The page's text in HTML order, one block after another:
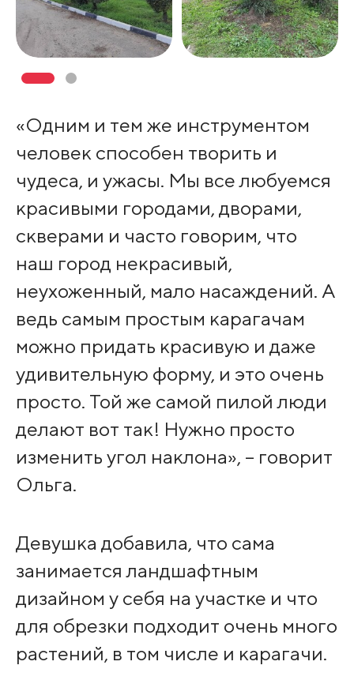
«Одним и тем же инструментом
человек способен творить и
чудеса, и ужасы. Мы все любуемся
красивыми городами, дворами,
скверами и часто говорим, что
наш город некрасивый,
неухоженный, мало насаждений. А
ведь самым простым карагачам
можно придать красивую и даже
удивительную форму, и это очень
просто. Той же самой пилой люди
делают вот так! Нужно просто
изменить угол наклона», – говорит
Ольга.
Девушка добавила, что сама
занимается ландшафтным
дизайном у себя на участке и что
для обрезки подходит очень много
растений, в том числе и карагачи.